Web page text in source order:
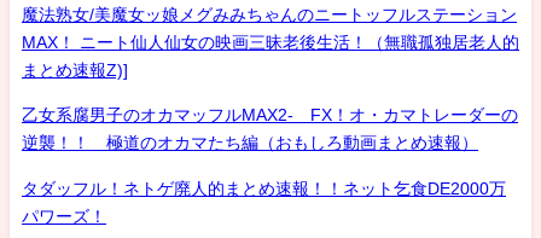
魔法熟女/美魔女ッ娘メグみみちゃんのニートッフルステーション
MAX！ ニート仙人仙女の映画三昧老後生活！（無職孤独居老人的
まとめ速報Z)]
乙女系腐男子のオカマッフルMAX2- FX！オ・カマトレーダーの
逆襲！！ 極道のオカマたち編（おもしろ動画まとめ速報）
タダッフル！ネトゲ廃人的まとめ速報！！ネット乞食DE2000万
パワーズ！